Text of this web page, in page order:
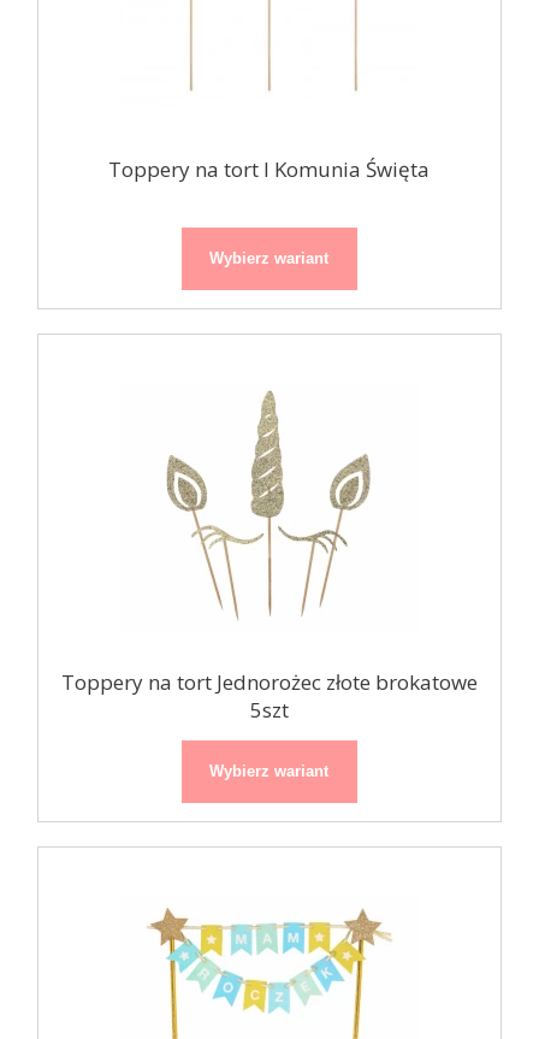
Toppery na tort I Komunia Święta
Wybierz wariant
Toppery na tort Jednorożec złote brokatowe
5szt
Wybierz wariant